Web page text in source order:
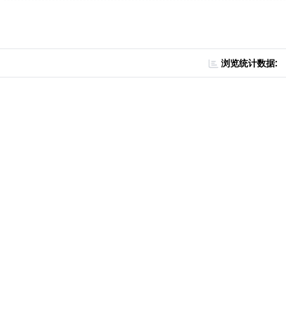
浏览统计数据: